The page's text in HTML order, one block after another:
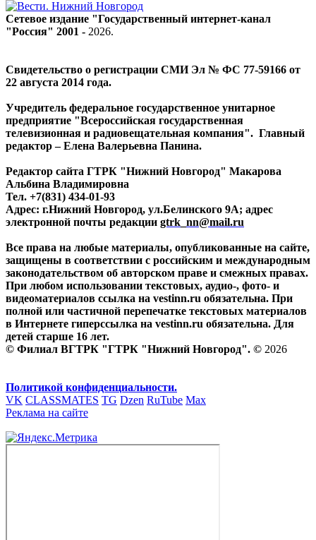
Сетевое издание "Государственный интернет-канал
"Россия" 2001 - 2026.
Свидетельство о регистрации СМИ Эл № ФС 77-59166 от
22 августа 2014 года.
Учредитель федеральное государственное унитарное
предприятие "Всероссийская государственная
телевизионная и радиовещательная компания". Главный
редактор – Елена Валерьевна Панина.
Редактор сайта ГТРК "Нижний Новгород" Макарова
Альбина Владимировна
Тел. +7(831) 434-01-93
Адрес: г.Нижний Новгород, ул.Белинского 9А; адрес
электронной почты редакции gtrk_nn@mail.ru
Все права на любые материалы, опубликованные на сайте,
защищены в соответствии с российским и международным
законодательством об авторском праве и смежных правах.
При любом использовании текстовых, аудио-, фото- и
видеоматериалов ссылка на vestinn.ru обязательна. При
полной или частичной перепечатке текстовых материалов
в Интернете гиперссылка на vestinn.ru обязательна. Для
детей старше 16 лет.
© Филиал ВГТРК "ГТРК "Нижний Новгород". © 2026
Политикой конфиденциальности.
VK CLASSMATES TG Dzen RuTube Max
Реклама на сайте